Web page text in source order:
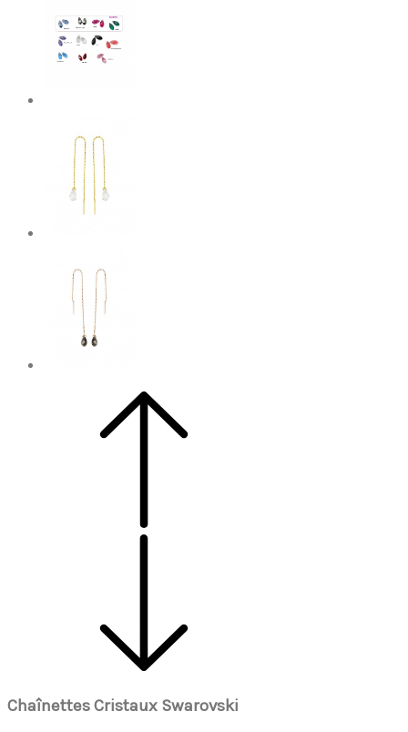
Chaînettes Cristaux Swarovski